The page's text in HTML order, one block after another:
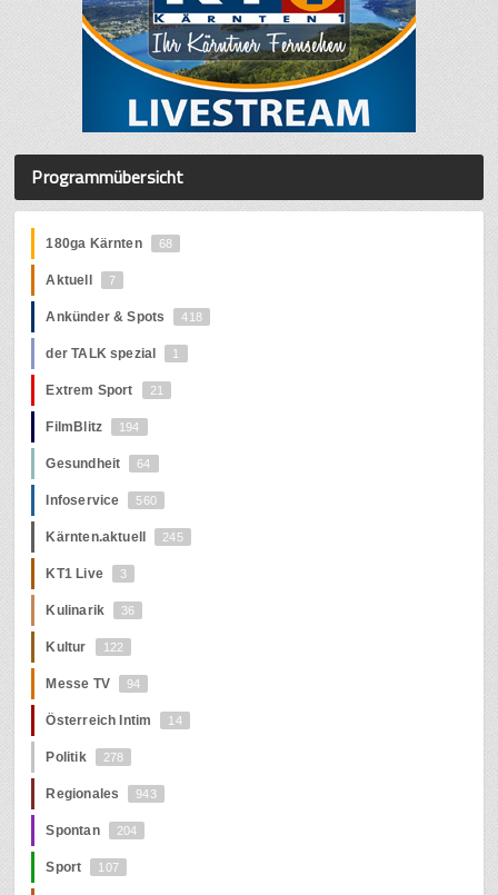
Programmübersicht
180ga Kärnten 68
Aktuell 7
Ankünder & Spots 418
der TALK spezial 1
Extrem Sport 21
FilmBlitz 194
Gesundheit 64
Infoservice 560
Kärnten.aktuell 245
KT1 Live 3
Kulinarik 36
Kultur 122
Messe TV 94
Österreich Intim 14
Politik 278
Regionales 943
Spontan 204
Sport 107